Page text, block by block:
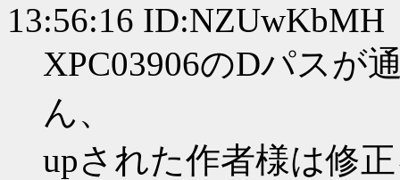
13:56:16 ID:NZUwKbMH
XPC03906のDパスが
ん、
upされた作者様は修